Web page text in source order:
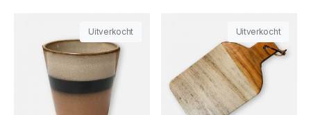
Uitverkocht Uitverkocht